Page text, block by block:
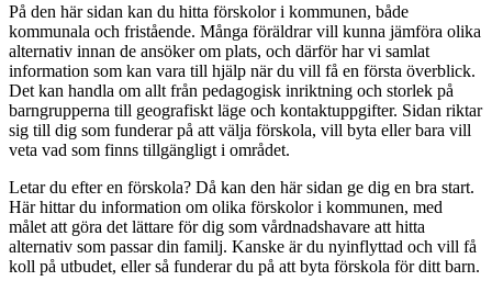
På den här sidan kan du hitta förskolor i kommunen, både
kommunala och fristående. Många föräldrar vill kunna jämföra olika
alternativ innan de ansöker om plats, och därför har vi samlat
information som kan vara till hjälp när du vill få en första överblick.
Det kan handla om allt från pedagogisk inriktning och storlek på
barngrupperna till geografiskt läge och kontaktuppgifter. Sidan riktar
sig till dig som funderar på att välja förskola, vill byta eller bara vill
veta vad som finns tillgängligt i området.
Letar du efter en förskola? Då kan den här sidan ge dig en bra start.
Här hittar du information om olika förskolor i kommunen, med
målet att göra det lättare för dig som vårdnadshavare att hitta
alternativ som passar din familj. Kanske är du nyinflyttad och vill få
koll på utbudet, eller så funderar du på att byta förskola för ditt barn.